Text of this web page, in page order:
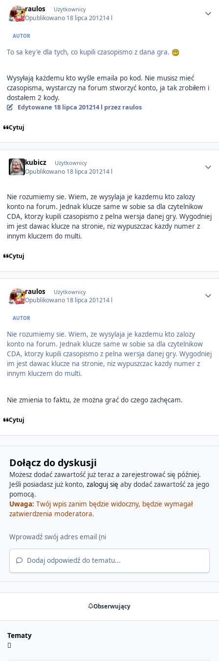
raulos Użytkownicy
Opublikowano 18 lipca 201214 l
AUTOR
To sa key'e dla tych, co kupili czasopismo z dana gra.
Wysyłają każdemu kto wyśle emaila po kod. Nie musisz mieć
czasopisma, wystarczy na forum stworzyć konto, ja tak zrobiłem i
dostałem 2 kody.
Edytowane 18 lipca 201214 l przez raulos
Cytuj
kubicz Użytkownicy
Opublikowano 18 lipca 201214 l
Nie rozumiemy sie. Wiem, ze wysylaja je kazdemu kto zalozy
konto na forum. Jednak klucze same w sobie sa dla czytelnikow
CDA, ktorzy kupili czasopismo z pelna wersja danej gry. Wygodniej
im jest dawac klucze na stronie, niz wypuszczac kazdy numer z
innym kluczem do multi.
Cytuj
raulos Użytkownicy
Opublikowano 18 lipca 201214 l
AUTOR
Nie rozumiemy sie. Wiem, ze wysylaja je kazdemu kto zalozy
konto na forum. Jednak klucze same w sobie sa dla czytelnikow
CDA, ktorzy kupili czasopismo z pelna wersja danej gry. Wygodniej
im jest dawac klucze na stronie, niz wypuszczac kazdy numer z
innym kluczem do multi.
Nie zmienia to faktu, że można grać do czego zachęcam.
Cytuj
Dołącz do dyskusji
Możesz dodać zawartość już teraz a zarejestrować się później.
Jeśli posiadasz już konto, zaloguj się aby dodać zawartość za jego
pomocą.
Uwaga: Twój wpis zanim będzie widoczny, będzie wymagał
zatwierdzenia moderatora.
Dodaj odpowiedź do tematu...
Obserwujący
Tematy